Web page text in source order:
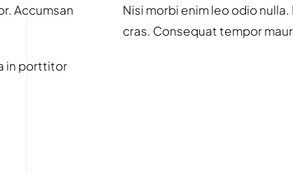
Accumsan
in porttitor
Nisi morbi enim leo odio
cras. Consequat tempor